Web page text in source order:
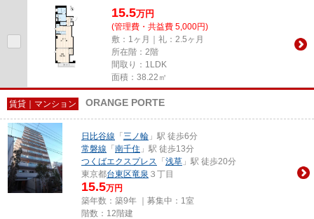
15.5万円
(管理費・共益費 5,000円)
敷：1ヶ月｜礼：2.5ヶ月
所在階：2階
間取り：1LDK
面積：38.22㎡
賃貸｜マンション ORANGE PORTE
日比谷線 「 三ノ輪 」駅 徒歩6分
常磐線 「 南千住 」駅 徒歩13分
つくばエクスプレス 「 浅草 」駅 徒歩20分
東京都台東区竜泉 ３丁目
15.5万円
築年数：築9年 ｜募集中： 1室
階数：12階建